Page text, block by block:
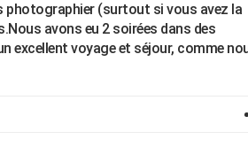
(surtout si vous avez la
avons eu 2 soirées dans des
excellent voyage et séjour, comme